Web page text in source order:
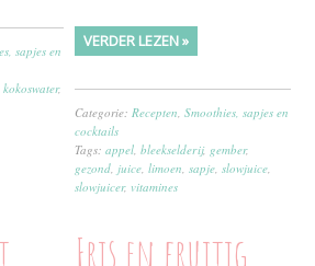
sapjes en
kokoswater,
VERDER LEZEN »
Categorie:Recepten,Smoothies, sapjes en
cocktails
Tags:appel,bleekselderij, gember,
gezond,juice,limoen,sapje,slowjuice,
slowjuicer, vitamines
Fris en fruitig